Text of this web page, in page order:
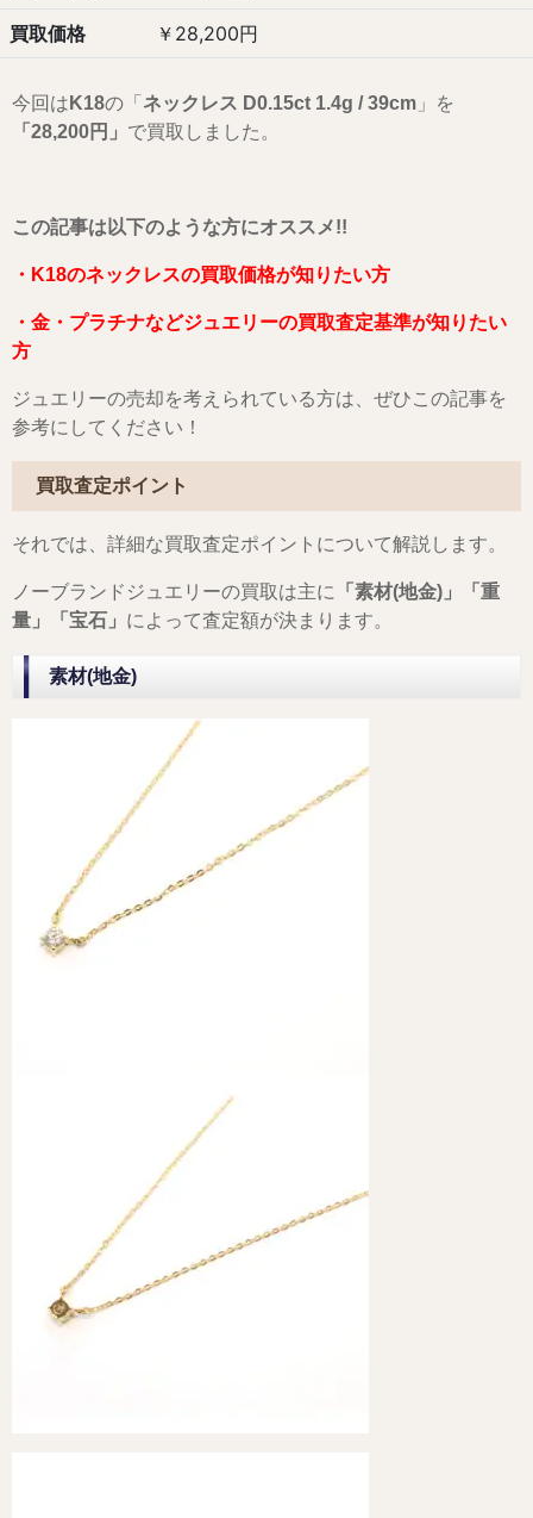
買取価格 ￥28,200円
今回は K18の「 ネックレス D0.15ct 1.4g / 39cm 」を
「28,200円」 で買取しました。
こ の記事は以下のような方にオススメ!!
・K18のネックレスの買取価格が知りたい方
・金・プラチナなどジュエリーの買取査定基準が知りたい
方
ジュエリーの売却を考えられている方は、ぜひこの記事を
参考にしてください！
買取査定ポイント
それでは、詳細な買取査定ポイントについて解説します。
ノーブランドジュエリーの買取は主に
「素材(地金)」「重
量」「宝石」 によって査定額が決まります。
素材(地金)